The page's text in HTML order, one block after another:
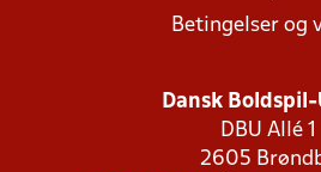
Betingelser og
Dansk
DBU Allé 1
2605